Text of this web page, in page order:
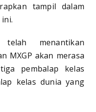
tampil dalam
menantikan
MXGP akan merasa
pembalap kelas
kelas dunia yang